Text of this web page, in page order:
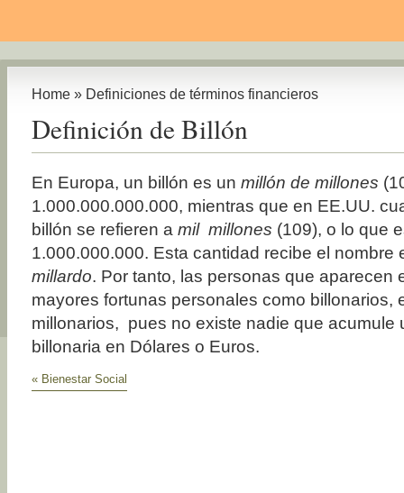
Home » Definiciones de términos financieros
Definición de Billón
En Europa, un billón es un millón de millones
1.000.000.000.000, mientras que en EE.UU.
billón se refieren a mil millones (109), o lo que
1.000.000.000. Esta cantidad recibe el nombre
millardo. Por tanto, las personas que aparecen
mayores fortunas personales como billonarios,
millonarios, pues no existe nadie que acumule
billonaria en Dólares o Euros.
« Bienestar Social